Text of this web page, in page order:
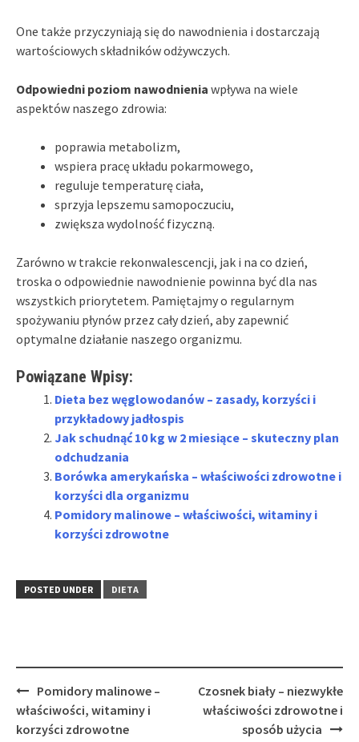
One także przyczyniają się do nawodnienia i dostarczają
wartościowych składników odżywczych.
Odpowiedni poziom nawodnienia wpływa na wiele
aspektów naszego zdrowia:
poprawia metabolizm,
wspiera pracę układu pokarmowego,
reguluje temperaturę ciała,
sprzyja lepszemu samopoczuciu,
zwiększa wydolność fizyczną.
Zarówno w trakcie rekonwalescencji, jak i na co dzień,
troska o odpowiednie nawodnienie powinna być dla nas
wszystkich priorytetem. Pamiętajmy o regularnym
spożywaniu płynów przez cały dzień, aby zapewnić
optymalne działanie naszego organizmu.
Powiązane Wpisy:
Dieta bez węglowodanów – zasady, korzyści i
przykładowy jadłospis
Jak schudnąć 10 kg w 2 miesiące – skuteczny plan
odchudzania
Borówka amerykańska – właściwości zdrowotne i
korzyści dla organizmu
Pomidory malinowe – właściwości, witaminy i
korzyści zdrowotne
POSTED UNDER DIETA
Post
navigation
Pomidory malinowe –
właściwości, witaminy i
korzyści zdrowotne
Czosnek biały – niezwykłe
właściwości zdrowotne i
sposób użycia